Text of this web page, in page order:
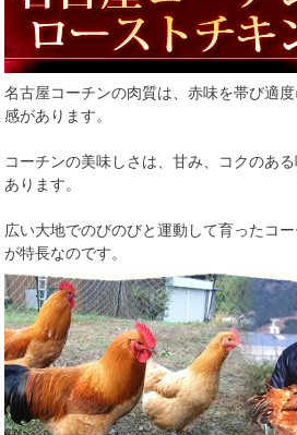
名古屋コーチンの肉質は、赤味を帯び適
感があります。
コーチンの美味しさは、甘み、コクのあ
あります。
広い大地でのびのびと運動して育ったコ
が特長なのです。